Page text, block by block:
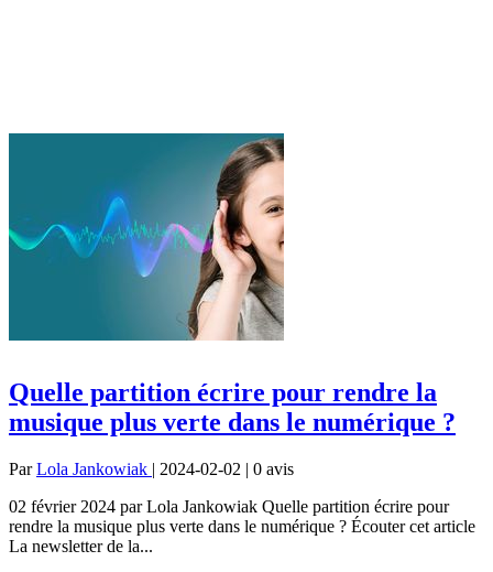
Quelle partition écrire pour rendre la
musique plus verte dans le numérique ?
ParLola Jankowiak | 2024-02-02 | 0 avis
02 février 2024 par Lola Jankowiak Quelle partition écrire pour
rendre la musique plus verte dans le numérique ? Écouter cet article
La newsletter de la...